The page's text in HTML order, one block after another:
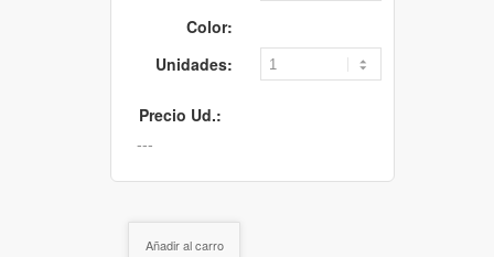
Color:
Unidades:
Precio Ud.:
Añadir al carro